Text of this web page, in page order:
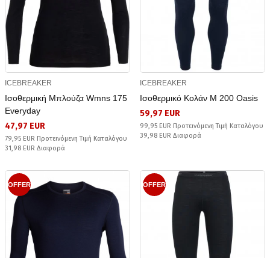
ICEBREAKER
Ισοθερμική Μπλούζα Wmns 175
Everyday
47,97 EUR
79,95 EUR Προτεινόμενη Τιμή Καταλόγου
31,98 EUR Διαφορά
ICEBREAKER
Ισοθερμικό Κολάν M 200 Oasis
59,97 EUR
99,95 EUR Προτεινόμενη Τιμή Καταλόγου
39,98 EUR Διαφορά
OFFER OFFER